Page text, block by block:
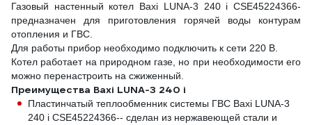
Газовый настенный котел Baxi LUNA-3 240 i CSE45224366-
предназначен для приготовления горячей воды контурам
отопления и ГВС.
Для работы прибор необходимо подключить к сети 220 В.
Котел работает на природном газе, но при необходимости его
можно перенастроить на сжиженный.
Преимущества Baxi LUNA-3 240 i
Пластинчатый теплообменник системы ГВС Baxi LUNA-3
240 i CSE45224366-- сделан из нержавеющей стали и